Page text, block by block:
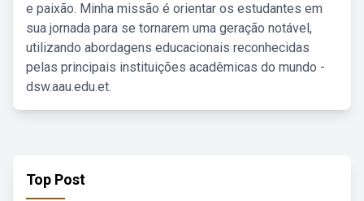
e paixão. Minha missão é orientar os estudantes em
sua jornada para se tornarem uma geração notável,
utilizando abordagens educacionais reconhecidas
pelas principais instituições acadêmicas do mundo -
dsw.aau.edu.et.
Top Post